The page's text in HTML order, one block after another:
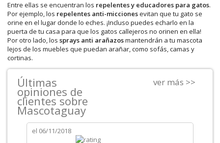
Entre ellas se encuentran los repelentes y educadores para gatos.
Por ejemplo, los repelentes anti-miccionesevitan que tu gato se
orine en el lugar donde lo eches. ¡Incluso puedes echarlo en la
puerta de tu casa para que los gatos callejeros no orinen en ella!
Por otro lado, los sprays anti arañazosmantendrán a tu mascota
lejos de los muebles que puedan arañar, como sofás, camas y
cortinas.
Últimas
opiniones de
clientes sobre
Mascotaguay
ver más >>
el 06/11/2018